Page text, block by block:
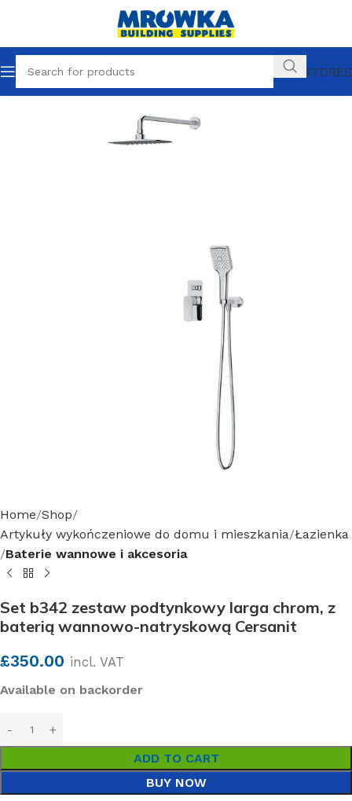
OUR STORES
Home Shop
Artykuły wykończeniowe do domu i mieszkania Łazienka
Baterie wannowe i akcesoria
Set b342 zestaw podtynkowy larga chrom, z
baterią wannowo-natryskową Cersanit
£350.00 incl. VAT
Available on backorder
ADD TO CART
BUY NOW